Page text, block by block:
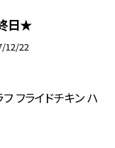
日★
12/22
フライドチキン ハ